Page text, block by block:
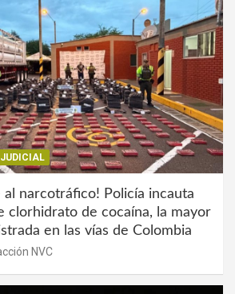
JUDICIAL
al narcotráfico! Policía incauta
clorhidrato de cocaína, la mayor
en las vías de Colombia
NVC